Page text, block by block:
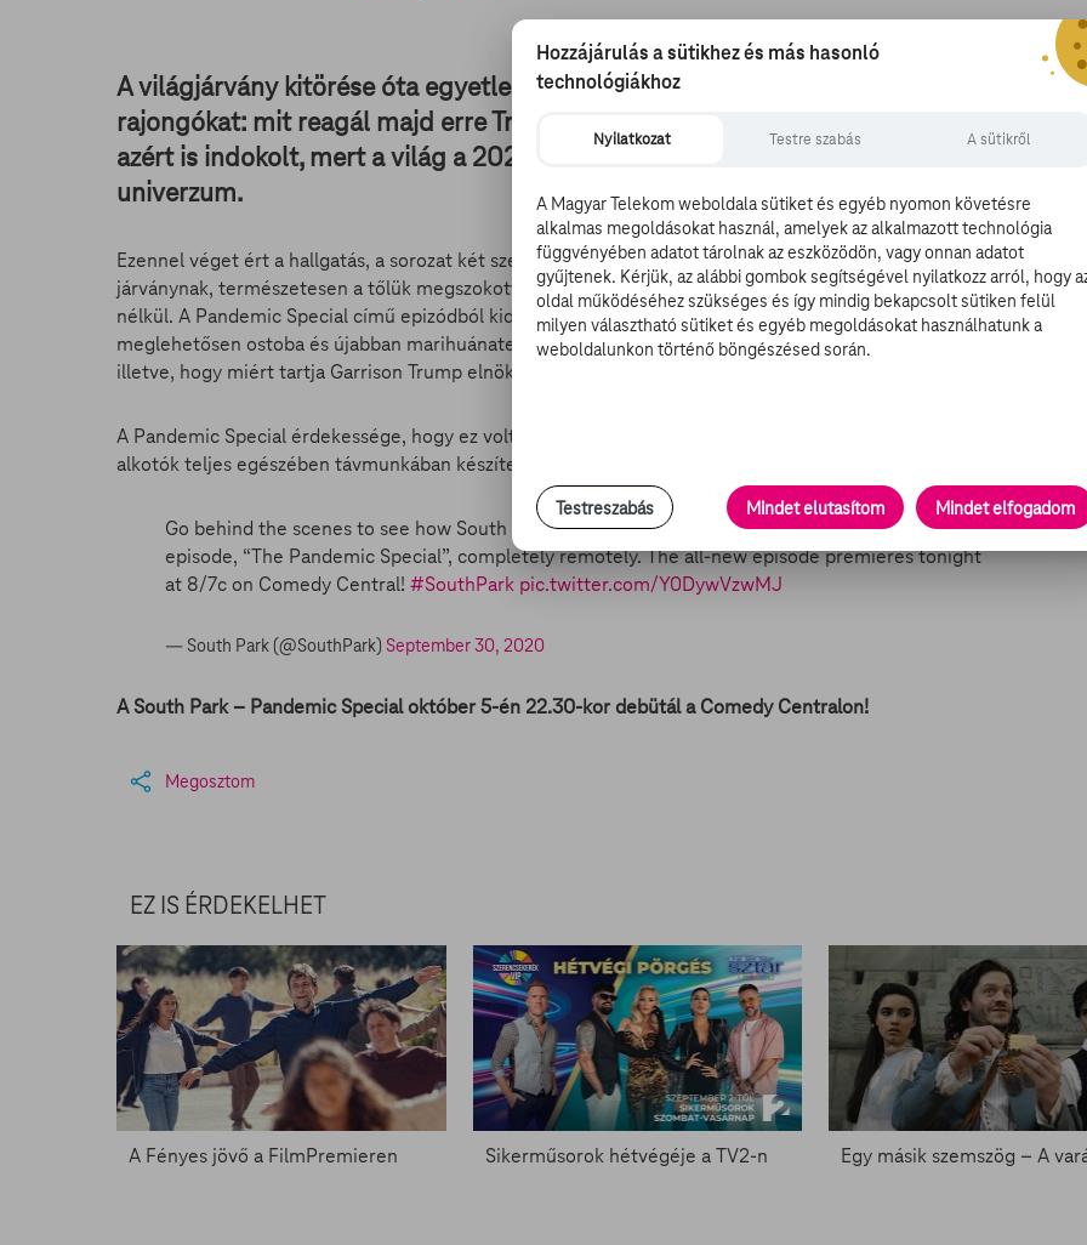
A világjárvány kitörése óta egyetlen kérdés foglalkoztatja a South Park-
rajongókat: mit reagál majd erre Trey Parker és Matt Stone? A felvetés már csak
azért is indokolt, mert a világ a 2020-ra hasonló hely lett, mint a South Park-
univerzum.
Ezennel véget ért a hallgatás, a sorozat két szellemi atyja egy egész órás epizódot szentelt a koronavírus-
járványnak, természetesen a tőlük megszokott módon, a politikai korrektség leghalványabb befolyása
nélkül. A Pandemic Special című epizódból kiderül, ki is áll a világjárvány hátterében (SPOILER: bajszos,
meglehetősen ostoba és újabban marihuánatermesztéssel foglalkozik), hogyan került át állatról emberre,
illetve, hogy miért tartja Garrison Trump elnök áldásnak a koronavírust.
A Pandemic Special érdekessége, hogy ez volt az első fejezet a South Park története során, melyet az
alkotók teljes egészében távmunkában készítettek el:
Go behind the scenes to see how South Park Studios produced its first-ever supersized
episode, “The Pandemic Special”, completely remotely. The all-new episode premieres tonight
at 8/7c on Comedy Central! #SouthPark pic.twitter.com/Y0DywVzwMJ
— South Park (@SouthPark) September 30, 2020
A South Park – Pandemic Special október 5-én 22.30-kor debütál a Comedy Centralon!
Megosztom
EZ IS ÉRDEKELHET
A Fényes jövő a FilmPremieren Sikerműsorok hétvégéje a TV2-n
Hozzájárulás a sütikhez és más hasonló
technológiákhoz
Nyilatkozat Testre szabás A sütikről
A Magyar Telekom weboldala sütiket és egyéb nyomon követésre
alkalmas megoldásokat használ, amelyek az alkalmazott technológia
függvényében adatot tárolnak az eszközödön, vagy onnan adatot
gyűjtenek. Kérjük, az alábbi gombok segítségével nyilatkozz arról, hogy
oldal működéséhez szükséges és így mindig bekapcsolt sütiken felül
milyen választható sütiket és egyéb megoldásokat használhatunk a
weboldalunkon történő böngészésed során.
Testreszabás Mindet elutasítom Mindet elfogadom